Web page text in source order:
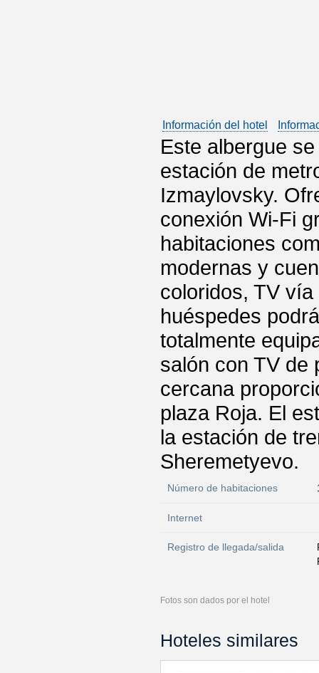
Información del hotel
Este albergue
estación de
Izmaylovsky.
conexión Wi-Fi
habitaciones
modernas y
coloridos, TV
huéspedes
totalmente
salón con TV de
cercana
plaza Roja. El
la estación de
Sheremetyevo.
Número de habitaciones
Internet
Registro de llegada/salida
Fotos son dados por el hotel
Hoteles similares